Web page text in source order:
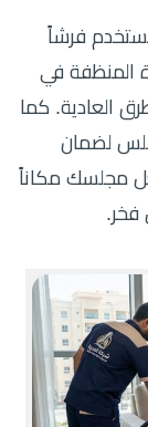
فرشاً
المنظفة في
العادية. كما
لضمان
مجلسك مكاناً
فخر.